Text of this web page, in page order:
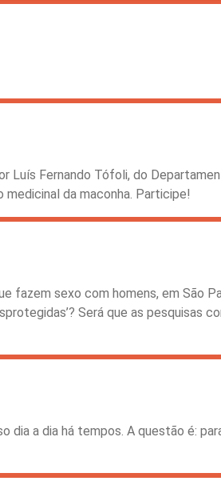
Luís Fernando Tófoli, do
da maconha. Participe!
fazem sexo com homens, em São
Será que as pesquisas
a dia há tempos. A questão é: